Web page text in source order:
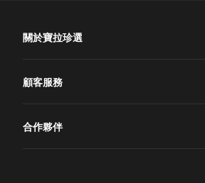
關於寶拉珍選
專業國際團隊
顧客服務
合作夥伴